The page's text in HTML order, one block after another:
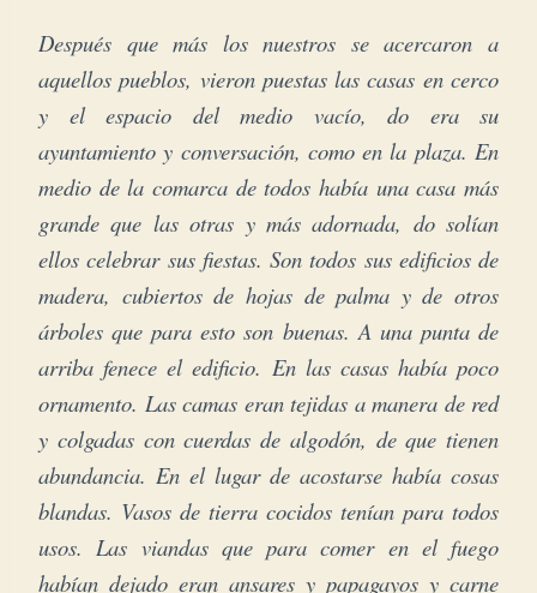
Después que más los nuestros se acercaron a
aquellos pueblos, vieron puestas las casas en cerco
y el espacio del medio vacío, do era su
ayuntamiento y conversación, como en la plaza. En
medio de la comarca de todos había una casa más
grande que las otras y más adornada, do solían
ellos celebrar sus fiestas. Son todos sus edificios de
madera, cubiertos de hojas de palma y de otros
árboles que para esto son buenas. A una punta de
arriba fenece el edificio. En las casas había poco
ornamento. Las camas eran tejidas a manera de red
y colgadas con cuerdas de algodón, de que tienen
abundancia. En el lugar de acostarse había cosas
blandas. Vasos de tierra cocidos tenían para todos
usos. Las viandas que para comer en el fuego
habían dejado eran ansares y papagayos y carne